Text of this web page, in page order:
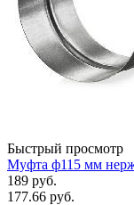
Быстрый просмотр
Муфта ф115 мм
189 руб.
177.66 руб.